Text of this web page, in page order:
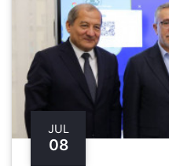
JUL
08